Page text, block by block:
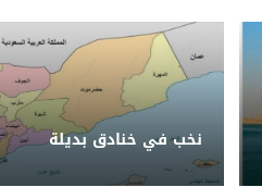
نخب في خنادق بديلة